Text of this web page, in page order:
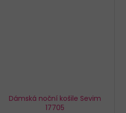
Dámská noční košile Sevim
17705